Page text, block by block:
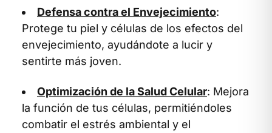
Defensa contra el Envejecimiento:
Protege tu piel y células de los efectos del
envejecimiento, ayudándote a lucir y
sentirte más joven.
Optimización de la Salud Celular: Mejora
la función de tus células, permitiéndoles
combatir el estrés ambiental y el